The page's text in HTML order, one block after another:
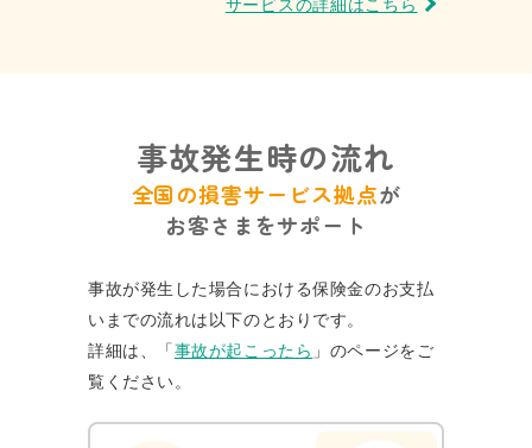
サービスの詳細はこちら
事故発生時の流れ
全国の損害サービス拠点が
お客さまをサポート
事故が発生した場合における保険金のお支払
いまでの流れは以下のとおりです。
詳細は、「事故が起こったら 」のページをご
覧ください。